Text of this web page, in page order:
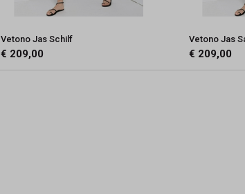
Vetono Jas Schilf
€ 209,00
Vetono Jas
€ 209,00